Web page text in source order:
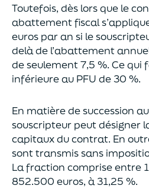
Toutefois, dès lors que le
abattement fiscal
euros par an si le
delàde l’abattement
de seulement 7,5 %. Ce
inférieure au PFU de 30 %.
En matière de succession
souscripteur peut désigner
capitaux du contrat. En
sont transmis sans
La fraction comprise entre
852.500 euros, à 31,25 %.